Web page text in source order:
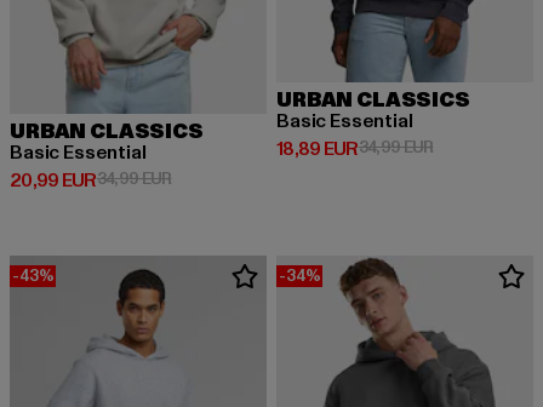
URBAN CLASSICS
Basic Essential
20,99 EUR
Derzeitiger Preis: 20,99 EUR
34,99 EURAktionspreis: 34,99 EUR
URBAN CLASSICS
Basic Essential
18,89 EUR
Derzeitiger Preis: 18,89 EUR
34,99 EURAktionspreis:
-43% -34%